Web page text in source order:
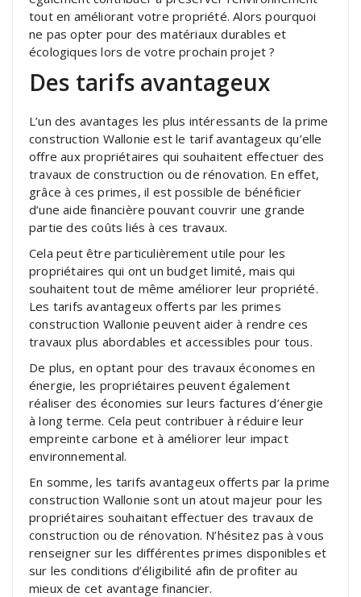
tout en améliorant votre propriété. Alors pourquoi
ne pas opter pour des matériaux durables et
écologiques lors de votre prochain projet ?
Des tarifs avantageux
L’un des avantages les plus intéressants de la prime
construction Wallonie est le tarif avantageux qu’elle
offre aux propriétaires qui souhaitent effectuer des
travaux de construction ou de rénovation. En effet,
grâce à ces primes, il est possible de bénéficier
d’une aide financière pouvant couvrir une grande
partie des coûts liés à ces travaux.
Cela peut être particulièrement utile pour les
propriétaires qui ont un budget limité, mais qui
souhaitent tout de même améliorer leur propriété.
Les tarifs avantageux offerts par les primes
construction Wallonie peuvent aider à rendre ces
travaux plus abordables et accessibles pour tous.
De plus, en optant pour des travaux économes en
énergie, les propriétaires peuvent également
réaliser des économies sur leurs factures d’énergie
à long terme. Cela peut contribuer à réduire leur
empreinte carbone et à améliorer leur impact
environnemental.
En somme, les tarifs avantageux offerts par la prime
construction Wallonie sont un atout majeur pour les
propriétaires souhaitant effectuer des travaux de
construction ou de rénovation. N’hésitez pas à vous
renseigner sur les différentes primes disponibles et
sur les conditions d’éligibilité afin de profiter au
mieux de cet avantage financier.